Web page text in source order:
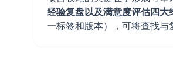
经验复盘以及满意度评估四大
一标签和版本），可将查找